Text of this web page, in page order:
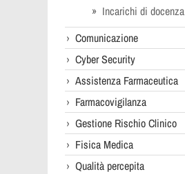
Incarichi di docenza
Comunicazione
Cyber Security
Assistenza Farmaceutica
Farmacovigilanza
Gestione Rischio Clinico
Fisica Medica
Qualità percepita